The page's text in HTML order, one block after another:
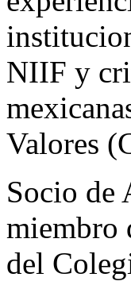
NIIF y
Valores
Socio de
miembro
del